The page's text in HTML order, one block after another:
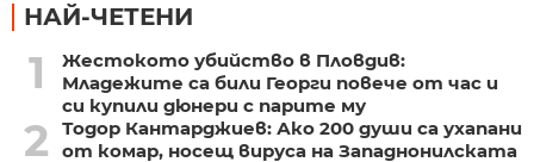
НАЙ-ЧЕТЕНИ
1
Жестокото убийство в Пловдив:
Младежите са били Георги повече от час и
си купили дюнери с парите му
2
Тодор Кантарджиев: Ако 200 души са ухапани
от комар, носещ вируса на Западнонилската